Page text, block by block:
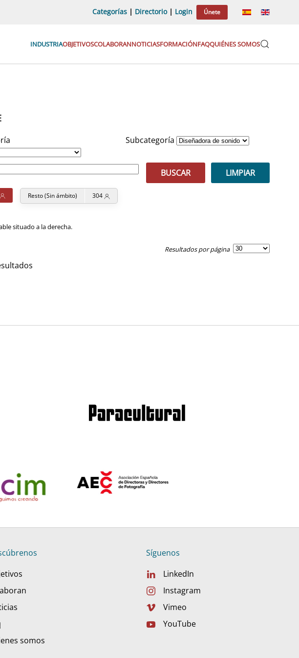
Categorías | Directorio| Login Únete
INDUSTRIAOBJETIVOSCOLABORANNOTICIASFORMACIÓNFAQQUIÉNES SOMOS
Subcategoría
BUSCAR LIMPIAR
Resto (Sin ámbito) 304
situado a la derecha.
Resultados por página
somos
Síguenos
LinkedIn
Instagram
Vimeo
YouTube